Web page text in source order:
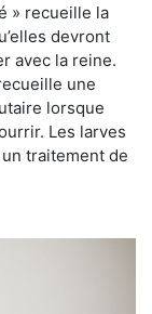
» recueille la
devront
avec la reine.
une
lorsque
Les larves
traitement de